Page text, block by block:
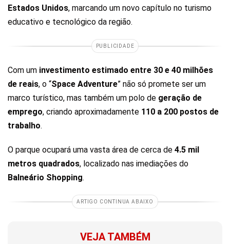
Estados Unidos, marcando um novo capítulo no turismo
educativo e tecnológico da região.
PUBLICIDADE
Com um investimento estimado entre 30 e 40 milhões
de reais, o “Space Adventure” não só promete ser um
marco turístico, mas também um polo de geração de
emprego, criando aproximadamente 110 a 200 postos de
trabalho.
O parque ocupará uma vasta área de cerca de 4.5 mil
metros quadrados, localizado nas imediações do
Balneário Shopping.
ARTIGO CONTINUA ABAIXO
VEJA TAMBÉM